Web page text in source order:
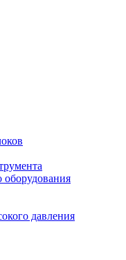
оборудования
давления